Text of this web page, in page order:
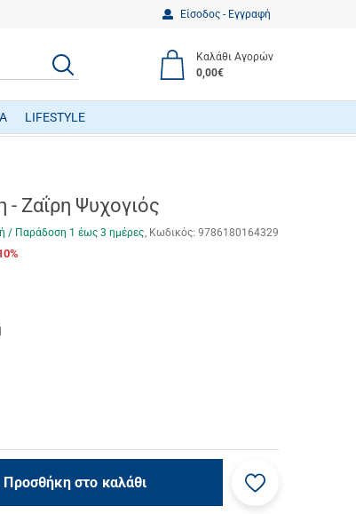
Είσοδος - Εγγραφή
ΑΝΑΖΗΤΗΣΗ
Καλάθι Αγορών
0,00€
LIFESTYLE
Ζαΐρη Ψυχογιός
/ Παράδoση 1 έως 3 ημέρες Κωδικός: 9786180164329
Προσθήκη στο καλάθι
Προσθήκη